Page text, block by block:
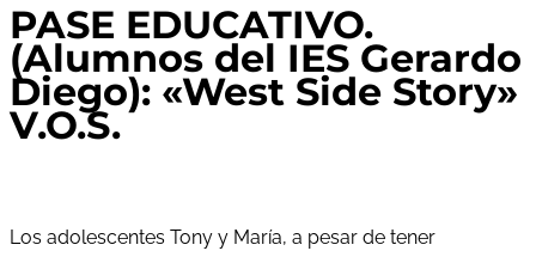
PASE EDUCATIVO.
(Alumnos del IES Gerardo
Diego): «West Side Story»
V.O.S.
Los adolescentes Tony y María, a pesar de tener